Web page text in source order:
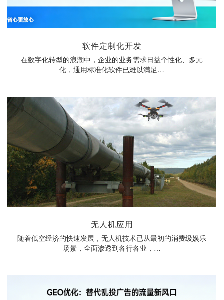
软件定制化开发
在数字化转型的浪潮中，企业的业务需求日益个性化、多元
化，通用标准化软件已难以满足…
无人机应用
随着低空经济的快速发展，无人机技术已从最初的消费级娱乐
场景，全面渗透到各行各业，…